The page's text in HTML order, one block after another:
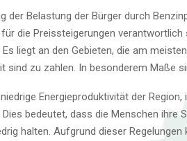
der Belastung der Bürger durch
die Preissteigerungen
liegt an den Gebieten, die am
sind zu zahlen. In besonderem Maße
Energieproduktivität der
bedeutet, dass die Menschen ihre
halten. Aufgrund dieser